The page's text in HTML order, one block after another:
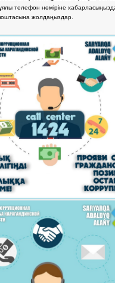
телефон нөміріне
жолдаңыздар.